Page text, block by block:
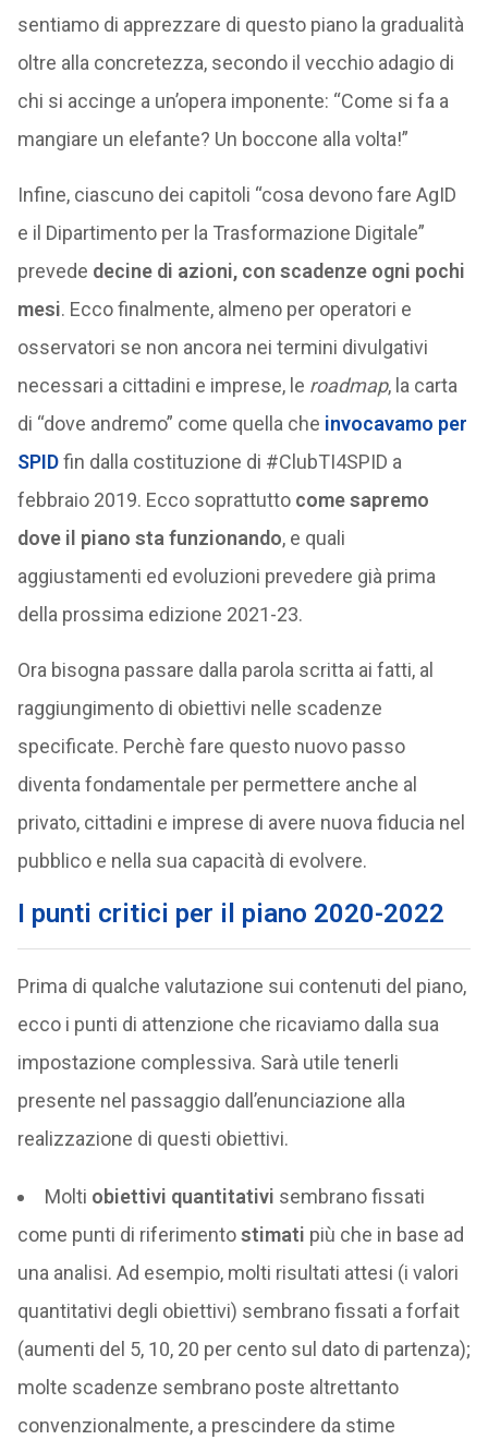
sentiamo di apprezzare di questo piano la gradualità
oltre alla concretezza, secondo il vecchio adagio di
chi si accinge a un’opera imponente: “Come si fa a
mangiare un elefante? Un boccone alla volta!”
Infine, ciascuno dei capitoli “cosa devono fare AgID
e il Dipartimento per la Trasformazione Digitale”
prevede decine di azioni, con scadenze ogni pochi
mesi. Ecco finalmente, almeno per operatori e
osservatori se non ancora nei termini divulgativi
necessari a cittadini e imprese, le roadmap, la carta
di “dove andremo” come quella che invocavamo per
SPIDfin dalla costituzione di #ClubTI4SPID a
febbraio 2019. Ecco soprattutto come sapremo
dove il piano sta funzionando, e quali
aggiustamenti ed evoluzioni prevedere già prima
della prossima edizione 2021-23.
Ora bisogna passare dalla parola scritta ai fatti, al
raggiungimento di obiettivi nelle scadenze
specificate. Perchè fare questo nuovo passo
diventa fondamentale per permettere anche al
privato, cittadini e imprese di avere nuova fiducia nel
pubblico e nella sua capacità di evolvere.
I punti critici per il piano 2020-2022
Prima di qualche valutazione sui contenuti del piano,
ecco i punti di attenzione che ricaviamo dalla sua
impostazione complessiva. Sarà utile tenerli
presente nel passaggio dall’enunciazione alla
realizzazione di questi obiettivi.
Molti obiettivi quantitativi sembrano fissati
come punti di riferimentostimati più che in base ad
una analisi. Ad esempio, molti risultati attesi (i valori
quantitativi degli obiettivi) sembrano fissati a forfait
(aumenti del 5, 10, 20 per cento sul dato di partenza);
molte scadenze sembrano poste altrettanto
convenzionalmente, a prescindere da stime